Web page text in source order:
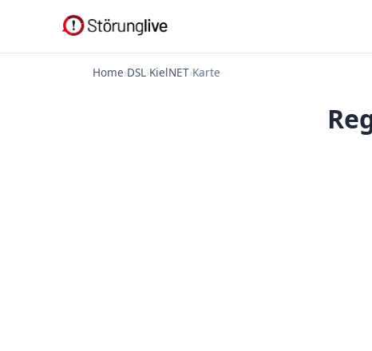
Home›DSL›KielNET›Karte